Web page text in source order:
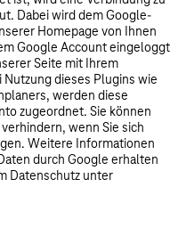
Dabei wird dem Google-
Homepage von Ihnen
Google Account eingeloggt
Seite mit Ihrem
dieses Plugins wie
werden diese
zugeordnet. Sie können
wenn Sie sich
Weitere Informationen
durch Google erhalten
Datenschutz unter